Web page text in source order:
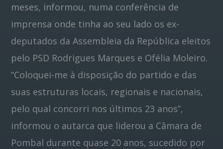
meses, informou, numa conferência de
imprensa onde tinha ao seu lado os ex-
deputados da Assembleia da República eleitos
pelo PSD Rodrigues Marques e Ofélia Moleiro.
“Coloquei-me à disposição do partido e das
suas estruturas locais, regionais e nacionais,
pelo qual concorri nos últimos 23 anos”,
informou o autarca que liderou a Câmara de
Pombal durante quase 20 anos, sucedido por